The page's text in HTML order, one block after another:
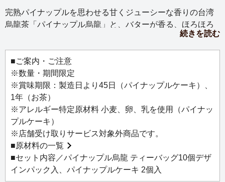
完熟パイナップルを思わせる甘くジューシーな香りの台湾
烏龍茶「パイナップル烏龍」と、バターが香る、ほろほろ
としたクッキー生地で、果実感たっぷりのオリジナルのパ
イナップル餡を包んだパイナップルケーキを詰め合わせま
した。ティーバッグタイプで気軽に楽しめるため、カジュ
アルなギフトにぴったりです。
続きを読む
■ご案内・ご注意
※数量・期間限定
※賞味期限：製造日より45日（パイナップルケーキ）、
1年（お茶）
※アレルギー特定原材料 小麦、卵、乳を使用（パイナッ
プルケーキ）
※店舗受け取りサービス対象外商品です。
■原材料の一覧
■セット内容／パイナップル烏龍 ティーバッグ10個デザ
インパック入、パイナップルケーキ 2個入